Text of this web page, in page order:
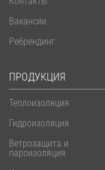
Вакансии
Ребрендинг
ПРОДУКЦИЯ
Теплоизоляция
Гидроизоляция
Ветрозащита и
пароизоляция